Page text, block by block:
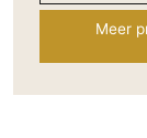
Meer